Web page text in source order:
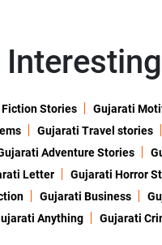
Stories Gujarati
Gujarati Travel stories
Adventure Stories
Letter Gujarati Horror
Gujarati Business
Anything
Gujarati